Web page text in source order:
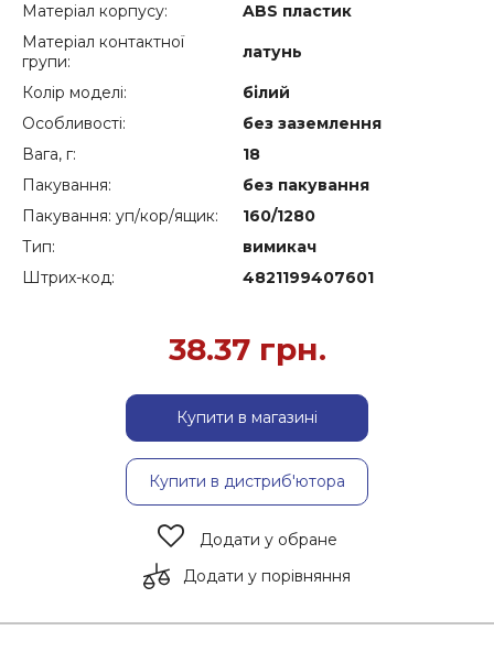
Матеріал корпусу:
ABS пластик
Матеріал контактної
групи:
латунь
Колір моделі:
білий
Особливості:
без заземлення
Вага, г:
18
Пакування:
без пакування
Пакування: уп/кор/ящик:
160/1280
Тип:
вимикач
Штрих-код:
4821199407601
38.37 грн.
Купити в магазині
Купити в дистриб'ютора
Додати у обране
Додати у порівняння